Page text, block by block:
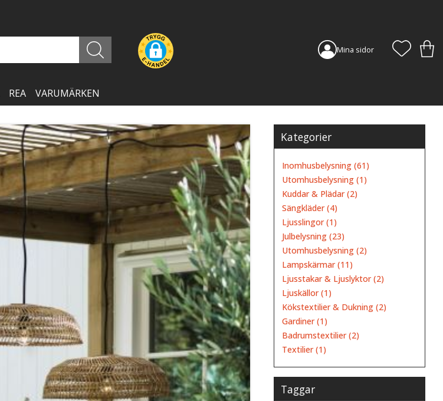
Mina sidor
REA VARUMÄRKEN
Kategorier
Inomhusbelysning (61)
Utomhusbelysning (1)
Kuddar & Plädar (2)
Sängkläder (4)
Ljusslingor (1)
Julbelysning (23)
Utomhusbelysning (2)
Lampskärmar (11)
Ljusstakar & Ljuslyktor (2)
Ljuskällor (1)
Kökstextilier & Dukning (2)
Gardiner (1)
Badrumstextilier (2)
Textilier (1)
Taggar